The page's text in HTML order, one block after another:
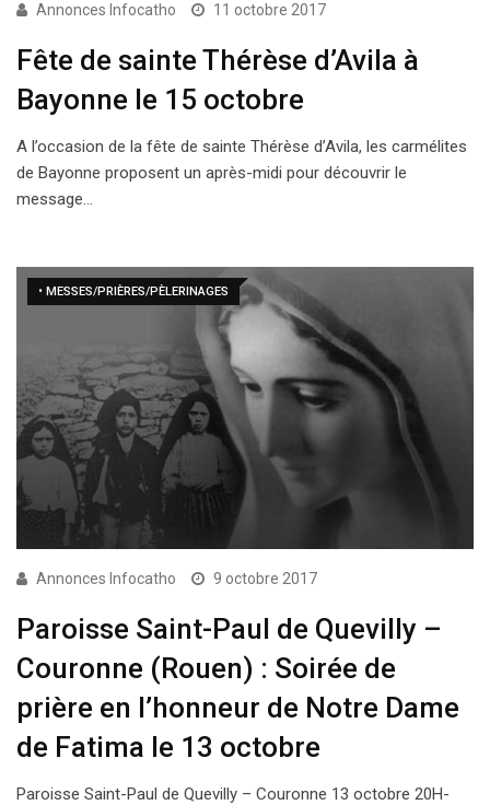
Annonces Infocatho 11 octobre 2017
Fête de sainte Thérèse d’Avila à
Bayonne le 15 octobre
A l’occasion de la fête de sainte Thérèse d’Avila, les carmélites
de Bayonne proposent un après-midi pour découvrir le
message…
• MESSES/PRIÈRES/PÈLERINAGES
Annonces Infocatho 9 octobre 2017
Paroisse Saint-Paul de Quevilly –
Couronne (Rouen) : Soirée de
prière en l’honneur de Notre Dame
de Fatima le 13 octobre
Paroisse Saint-Paul de Quevilly – Couronne 13 octobre 20H-